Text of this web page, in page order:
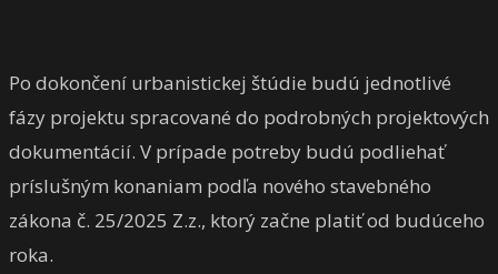
Po dokončení urbanistickej štúdie budú jednotlivé
fázy projektu spracované do podrobných projektových
dokumentácií. V prípade potreby budú podliehať
príslušným konaniam podľa nového stavebného
zákona č. 25/2025 Z.z., ktorý začne platiť od budúceho
roka.